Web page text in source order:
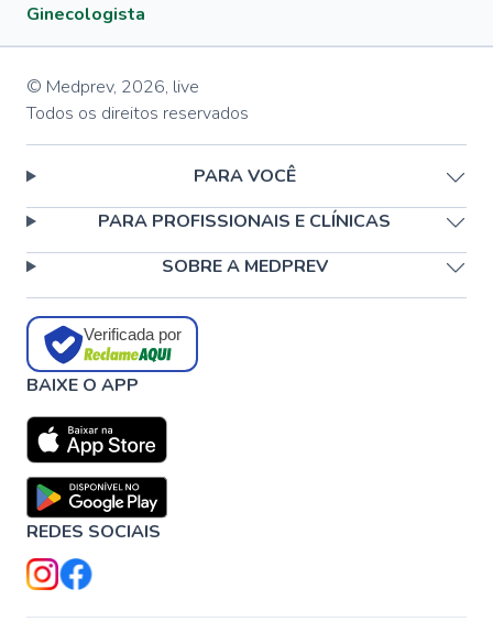
Ginecologista
© Medprev, 2026, live
Todos os direitos reservados
PARA VOCÊ
PARA PROFISSIONAIS E CLÍNICAS
SOBRE A MEDPREV
Verificada por
BAIXE O APP
REDES SOCIAIS